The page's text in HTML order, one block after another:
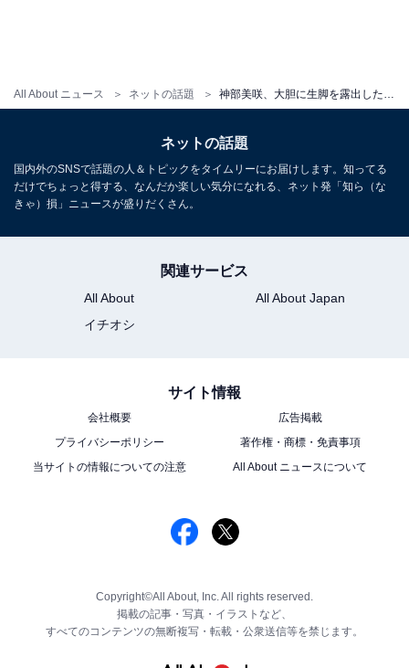
All About ニュース ネットの話題
ネットの話題
国内外のSNSで話題の人＆トピックをタイムリーにお届けします。知ってる
だけでちょっと得する、なんだか楽しい気分になれる、ネット発「知ら（な
きゃ）損」ニュースが盛りだくさん。
関連サービス
All About
All About Japan
イチオシ
サイト情報
会社概要
広告掲載
プライバシーポリシー
著作権・商標・免責事項
当サイトの情報についての注意
All About ニュースについて
Copyright©All About, Inc. All rights reserved.
掲載の記事・写真・イラストなど、
すべてのコンテンツの無断複写・転載・公衆送信等を禁じます。